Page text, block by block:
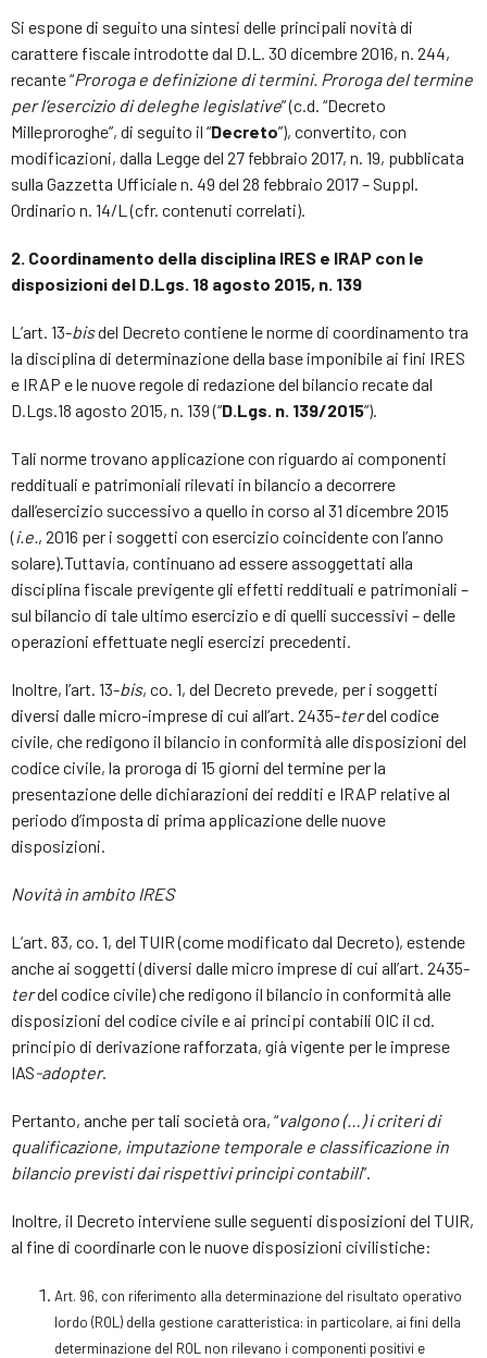
Si espone di seguito una sintesi delle principali novità di
carattere fiscale introdotte dal D.L. 30 dicembre 2016, n. 244,
recante “Proroga e definizione di termini. Proroga del termine
per l’esercizio di deleghe legislative” (c.d. “Decreto
Milleproroghe”, di seguito il “Decreto”), convertito, con
modificazioni, dalla Legge del 27 febbraio 2017, n. 19, pubblicata
sulla Gazzetta Ufficiale n. 49 del 28 febbraio 2017 – Suppl.
Ordinario n. 14/L (cfr. contenuti correlati).
2. Coordinamento della disciplina IRES e IRAP con le
disposizioni del D.Lgs. 18 agosto 2015, n. 139
L’art. 13-bisdel Decreto contiene le norme di coordinamento tra
la disciplina di determinazione della base imponibile ai fini IRES
e IRAP e le nuove regole di redazione del bilancio recate dal
D.Lgs.18 agosto 2015, n. 139 (“D.Lgs. n. 139/2015”).
Tali norme trovano applicazione con riguardo ai componenti
reddituali e patrimoniali rilevati in bilancio a decorrere
dall’esercizio successivo a quello in corso al 31 dicembre 2015
(i.e., 2016 per i soggetti con esercizio coincidente con l’anno
solare).Tuttavia, continuano ad essere assoggettati alla
disciplina fiscale previgente gli effetti reddituali e patrimoniali –
sul bilancio di tale ultimo esercizio e di quelli successivi – delle
operazioni effettuate negli esercizi precedenti.
Inoltre, l’art. 13-bis, co. 1, del Decreto prevede, per i soggetti
diversi dalle micro-imprese di cui all’art. 2435-terdel codice
civile, che redigono il bilancio in conformità alle disposizioni del
codice civile, la proroga di 15 giorni del termine per la
presentazione delle dichiarazioni dei redditi e IRAP relative al
periodo d’imposta di prima applicazione delle nuove
disposizioni.
Novità in ambito IRES
L’art. 83, co. 1, del TUIR (come modificato dal Decreto), estende
anche ai soggetti (diversi dalle micro imprese di cui all’art. 2435-
terdel codice civile) che redigono il bilancio in conformità alle
disposizioni del codice civile e ai principi contabili OIC il cd.
principio di derivazione rafforzata, già vigente per le imprese
IAS-adopter.
Pertanto, anche per tali società ora, “valgono (…) i criteri di
qualificazione, imputazione temporale e classificazione in
bilancio previsti dai rispettivi principi contabili”.
Inoltre, il Decreto interviene sulle seguenti disposizioni del TUIR,
al fine di coordinarle con le nuove disposizioni civilistiche:
Art. 96, con riferimento alla determinazione del risultato operativo
lordo (ROL) della gestione caratteristica: in particolare, ai fini della
determinazione del ROL non rilevano i componenti positivi e